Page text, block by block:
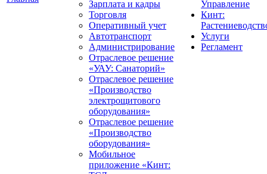
Зарплата и кадры
Торговля
Оперативный учет
Автотранспорт
Администрирование
Отраслевое решение
«УАУ: Санаторий»
Отраслевое решение
«Производство
электрощитового
оборудования»
Отраслевое решение
«Производство
оборудования»
Мобильное
приложение «Кинт:
Управление
Кинт:
Услуги
Регламент